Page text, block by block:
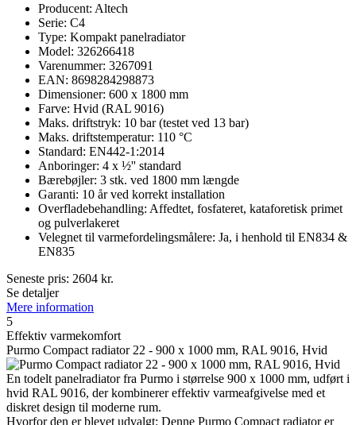
Producent: Altech
Serie: C4
Type: Kompakt panelradiator
Model: 326266418
Varenummer: 3267091
EAN: 8698284298873
Dimensioner: 600 x 1800 mm
Farve: Hvid (RAL 9016)
Maks. driftstryk: 10 bar (testet ved 13 bar)
Maks. driftstemperatur: 110 °C
Standard: EN442-1:2014
Anboringer: 4 x ½'' standard
Bærebøjler: 3 stk. ved 1800 mm længde
Garanti: 10 år ved korrekt installation
Overfladebehandling: Affedtet, fosfateret, kataforetisk primet
og pulverlakeret
Velegnet til varmefordelingsmålere: Ja, i henhold til EN834 &
EN835
Seneste pris: 2604 kr.
Se detaljer
Mere information
5
Effektiv varmekomfort
Purmo Compact radiator 22 - 900 x 1000 mm, RAL 9016, Hvid
En todelt panelradiator fra Purmo i størrelse 900 x 1000 mm, udført i
hvid RAL 9016, der kombinerer effektiv varmeafgivelse med et
diskret design til moderne rum.
Hvorfor den er blevet udvalgt: Denne Purmo Compact radiator er